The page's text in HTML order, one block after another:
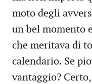
moto degli
un bel momento
che meritava di
calendario. Se
vantaggio?